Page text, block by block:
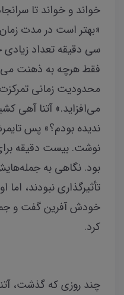
خواند و خواند تا
«بهتر است در مدت
سی دقیقه تعداد زیادی
فقط هرچه به ذهنت
محدودیت زمانی تمرکزت
می‌افزاید.» آتنا آهی
ندیده بودم؟» پس
نوشت. بیست دقیقه
بود. نگاهی به
تأثیرگذاری نبودند،
خودش آفرین گفت و
کرد.
چند روزی که گذشت،